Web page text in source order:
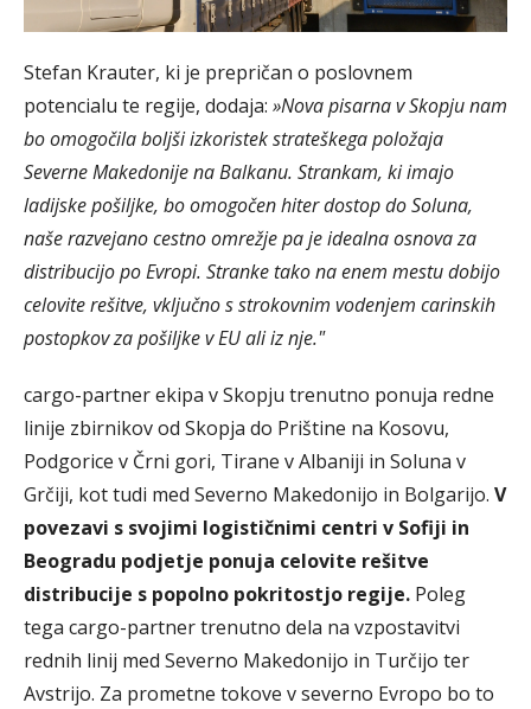
Stefan Krauter, ki je prepričan o poslovnem
potencialu te regije, dodaja: »Nova pisarna v Skopju nam
bo omogočila boljši izkoristek strateškega položaja
Severne Makedonije na Balkanu. Strankam, ki imajo
ladijske pošiljke, bo omogočen hiter dostop do Soluna,
naše razvejano cestno omrežje pa je idealna osnova za
distribucijo po Evropi. Stranke tako na enem mestu dobijo
celovite rešitve, vključno s strokovnim vodenjem carinskih
postopkov za pošiljke v EU ali iz nje."
cargo-partner ekipa v Skopju trenutno ponuja redne
linije zbirnikov od Skopja do Prištine na Kosovu,
Podgorice v Črni gori, Tirane v Albaniji in Soluna v
Grčiji, kot tudi med Severno Makedonijo in Bolgarijo. V
povezavi s svojimi logističnimi centri v Sofiji in
Beogradu podjetje ponuja celovite rešitve
distribucije s popolno pokritostjo regije. Poleg
tega cargo-partner trenutno dela na vzpostavitvi
rednih linij med Severno Makedonijo in Turčijo ter
Avstrijo. Za prometne tokove v severno Evropo bo to